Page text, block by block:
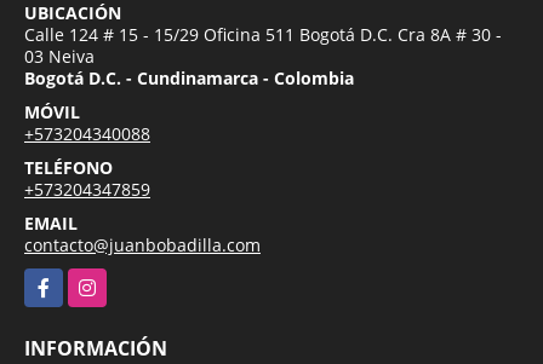
UBICACIÓN
Calle 124 # 15 - 15/29 Oficina 511 Bogotá D.C. Cra 8A # 30 -
03 Neiva
Bogotá D.C. - Cundinamarca - Colombia
MÓVIL
+573204340088
TELÉFONO
+573204347859
EMAIL
contacto@juanbobadilla.com
FacebookInstagram
INFORMACIÓN